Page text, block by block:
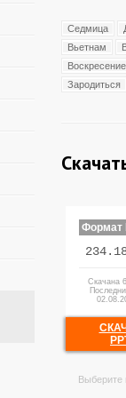
Седмица
Вьетнам
Воскресение
Зародиться
Формат
Скачана
Выберите